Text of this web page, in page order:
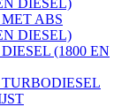
DIESEL)
ABS
DIESEL)
(1800 EN